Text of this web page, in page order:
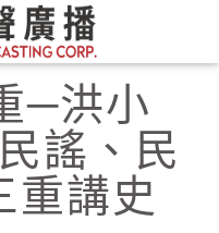
─洪小
謠、民
重講史